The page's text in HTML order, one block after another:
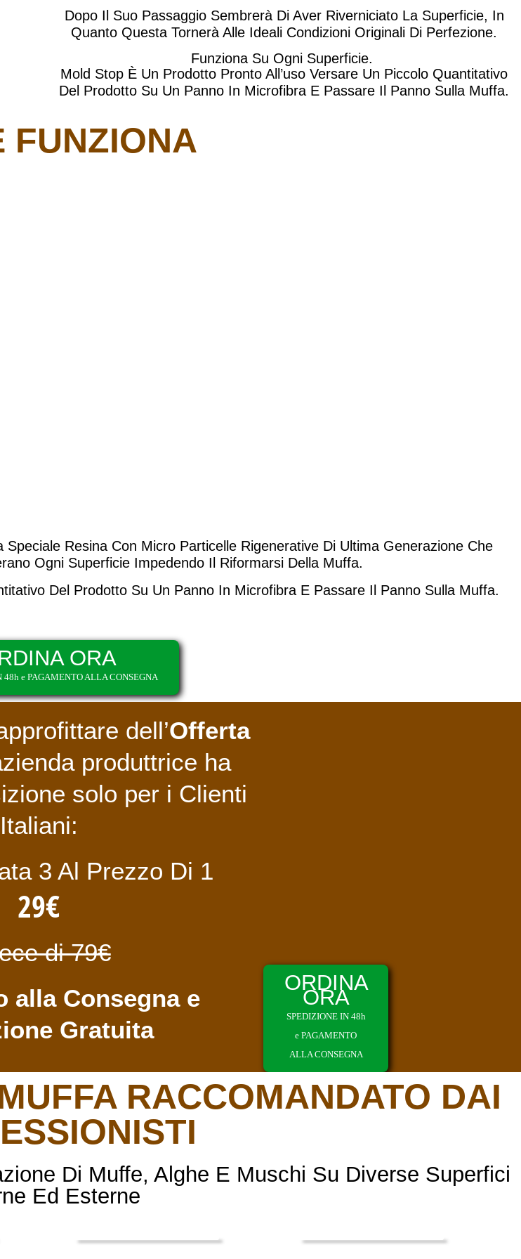
Dopo Il Suo Passaggio Sembrerà Di Aver Riverniciato La Superficie, In
Quanto Questa Tornerà Alle Ideali Condizioni Originali Di Perfezione.
Funziona Su Ogni Superficie.
Mold Stop È Un Prodotto Pronto All’uso Versare Un Piccolo Quantitativo
Del Prodotto Su Un Panno In Microfibra E Passare Il Panno Sulla Muffa.
FUNZIONA
Speciale Resina Con Micro Particelle Rigenerative Di Ultima Generazione Che
Ogni Superficie Impedendo Il Riformarsi Della Muffa.
Del Prodotto Su Un Panno In Microfibra E Passare Il Panno Sulla Muffa.
ORA
48h e PAGAMENTO ALLA CONSEGNA
dell’Offerta
produttrice ha
solo per i Clienti
Italiani:
3 Al Prezzo Di 1
29€
di 79€
alla Consegna e
Gratuita
ORDINA
ORA
SPEDIZIONE IN 48h
e PAGAMENTO
ALLA CONSEGNA
RACCOMANDATO DAI
Di Muffe, Alghe E Muschi Su Diverse Superfici
Ed Esterne